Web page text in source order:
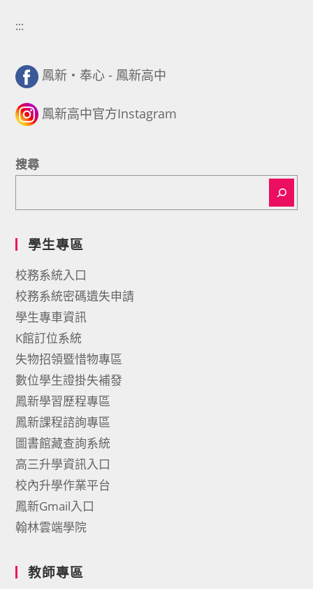
:::
鳳新・奉心 - 鳳新高中
鳳新高中官方Instagram
搜尋
學生專區
校務系統入口
校務系統密碼遺失申請
學生專車資訊
K館訂位系統
失物招領暨惜物專區
數位學生證掛失補發
鳳新學習歷程專區
鳳新課程諮詢專區
圖書館藏查詢系統
高三升學資訊入口
校內升學作業平台
鳳新Gmail入口
翰林雲端學院
教師專區